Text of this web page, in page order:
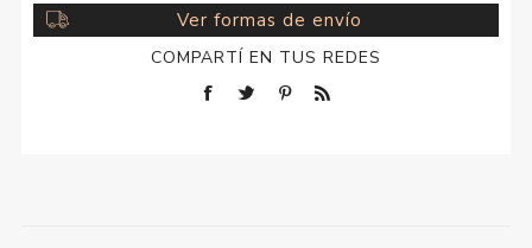
Ver formas de envío
COMPARTÍ EN TUS REDES